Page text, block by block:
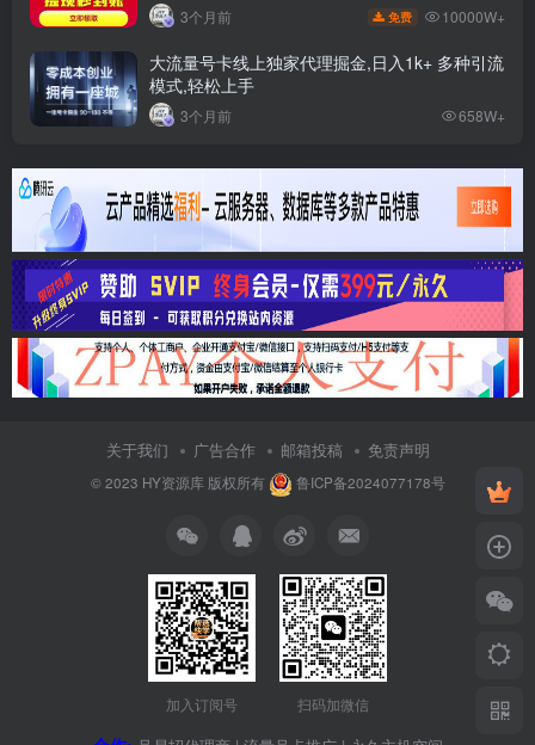
3个月前 免费 10000W+
大流量号卡线上独家代理掘金,日入1k+ 多种引流
模式,轻松上手
3个月前 658W+
关于我们 广告合作 邮箱投稿 免责声明
© 2023 HY资源库版权所有 鲁ICP备2024077178号
加入订阅号 扫码加微信